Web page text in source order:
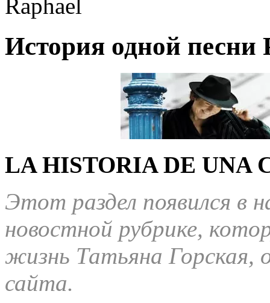
Raphael
История одной песни
LA HISTORIA DE UNA
Этот раздел появился в
новостной рубрике,
жизнь Татьяна Горская,
сайта.